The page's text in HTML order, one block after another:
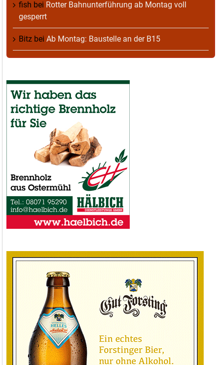
fish bei Rotter Bahnunterführung ab Montag voll
gesperrt
Bitz bei Ab Montag: Baustelle an der B15